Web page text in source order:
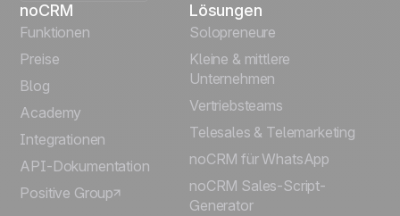
English
Español
Português
Italiano
noCRM
Funktionen
Preise
Blog
Academy
Integrationen
API-Dokumentation
Positive Group
Lösungen
Solopreneure
Kleine & mittlere
Unternehmen
Vertriebsteams
Telesales & Telemarketing
noCRM für WhatsApp
noCRM Sales-Script-
Generator